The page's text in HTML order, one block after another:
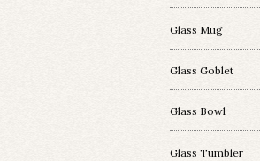
Glass Mug
Glass Goblet
Glass Bowl
Glass Tumbler